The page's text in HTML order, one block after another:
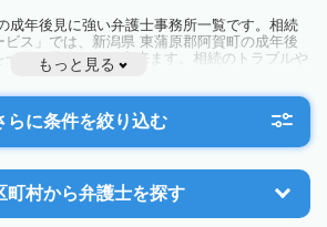
成年後見に強い弁護士事務所一覧です。相続
ス」では、新潟県 東蒲原郡阿賀町の成年後
一覧で見ることが出来ます。相続のトラブルや
一度近隣の弁護士に相談してみましょう。
もっと見る
らに条件を絞り込む
町村から弁護士を探す